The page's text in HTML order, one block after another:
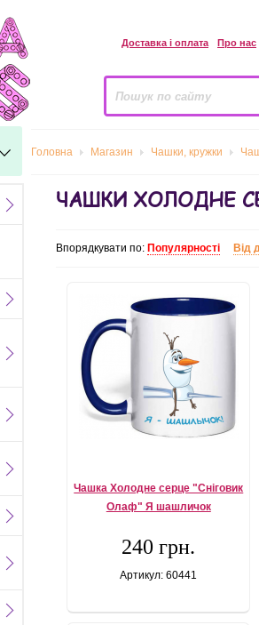
Доставка і оплата Про нас
Головна Магазин Чашки, кружки
ЧАШКИ ХОЛОДНЕ
Впорядкувати по: Популярності Від
Чашка Холодне серце "Сніговик
Олаф" Я шашличок
240 грн.
Артикул: 60441